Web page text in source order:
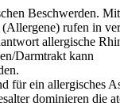
Beschwerden.
rufen in
allergische
Darmtrakt kann
für ein allergisches
dominieren die